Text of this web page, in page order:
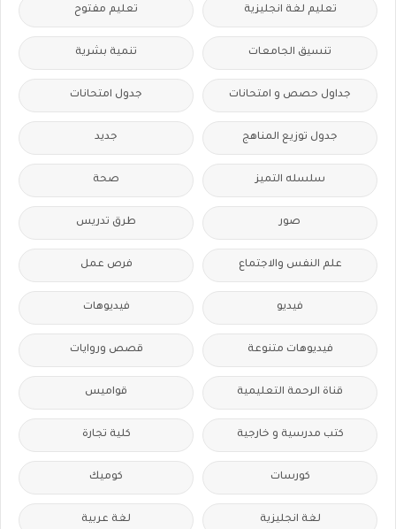
تعليم لغة انجليزية تعليم مفتوح
تنسيق الجامعات تنمية بشرية
جداول حصص و امتحانات جدول امتحانات
جدول توزيع المناهج جديد
سلسله التميز صحة
صور طرق تدريس
علم النفس والاجتماع فرص عمل
فيديو فيديوهات
فيديوهات متنوعة قصص وروايات
قناة الرحمة التعليمية قواميس
كتب مدرسية و خارجية كلية تجارة
كورسات كوميك
لغة انجليزية لغة عربية